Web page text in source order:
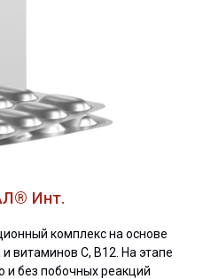
Инт.
комплекс на основе
витаминов С, В12. На этапе
и без побочных реакций